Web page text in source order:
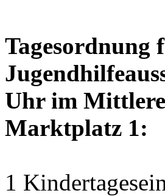
Tagesordnung
Uhr im
Marktplatz 1:
1